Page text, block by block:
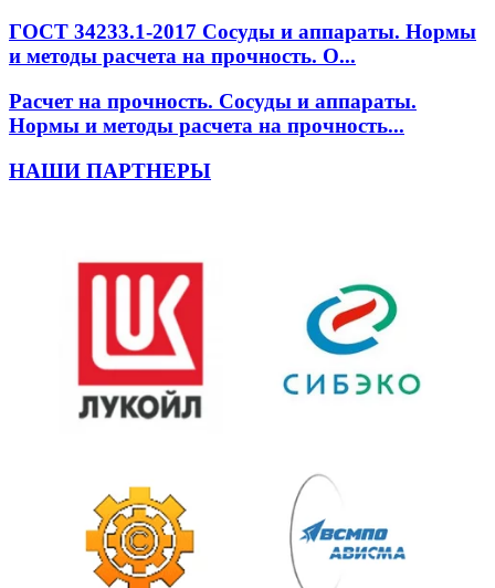
ГОСТ 34233.1-2017 Сосуды и аппараты. Нормы
и методы расчета на прочность. О...
Расчет на прочность. Сосуды и аппараты.
Нормы и методы расчета на прочность...
НАШИ ПАРТНЕРЫ